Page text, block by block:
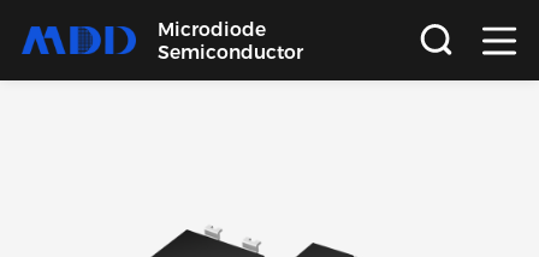
Microdiode
Semiconductor